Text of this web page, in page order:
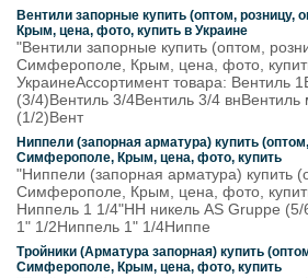
Вентили запорные купить (оптом, розницу,
Крым, цена, фото, купить в Украине
"Вентили запорные купить (оптом,
Симферополе, Крым, цена, фото,
УкраинеАссортимент товара: Вентиль
(3/4)Вентиль 3/4Вентиль 3/4
(1/2)Вент
Ниппели (запорная арматура) купить
Симферополе, Крым, цена, фото, купить
"Ниппели (запорная арматура) купить
Симферополе, Крым, цена, фото,
Ниппель 1 1/4"НН никель AS Gruppe
1" 1/2Ниппель 1" 1/4Ниппе
Тройники (Арматура запорная) купить
Симферополе, Крым, цена, фото, купить